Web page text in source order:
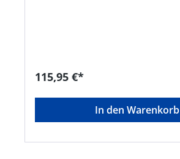
115,95 €*
In den Warenkorb